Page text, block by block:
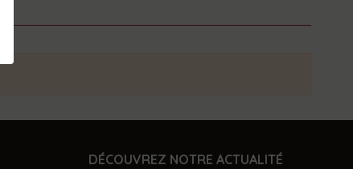
DÉCOUVREZ NOTRE ACTUALITÉ